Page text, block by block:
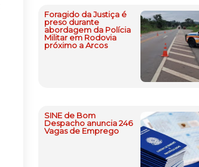
Foragido da Justiça é
preso durante
abordagem da Polícia
Militar em Rodovia
próximo a Arcos
SINE de Bom
Despacho anuncia 246
Vagas de Emprego